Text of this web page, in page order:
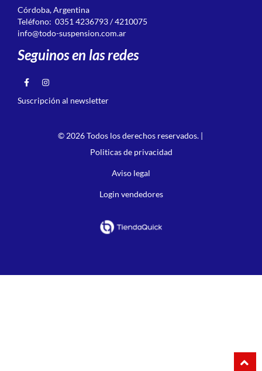
Córdoba, Argentina
Teléfono: 0351 4236793 / 4210075
info@todo-suspension.com.ar
Seguinos en las redes
Suscripción al newsletter
© 2026 Todos los derechos reservados. |
Politicas de privacidad
Aviso legal
Login vendedores